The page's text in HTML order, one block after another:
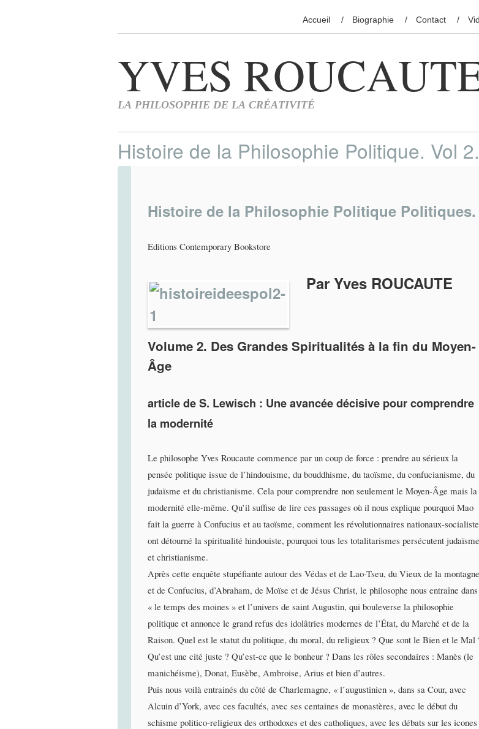
Accueil Biographie Contact
Histoire de la Philosophie Politique. Vol 2.
Histoire de la Philosophie Politique Politiques.
Editions Contemporary Bookstore
Par Yves ROUCAUTE
Volume 2. Des Grandes Spiritualités à la fin du Moyen-
Âge
article de S. Lewisch : Une avancée décisive pour comprendre
la modernité
Le philosophe Yves Roucaute commence par un coup de force : prendre au sérieux la
pensée politique issue de l’hindouisme, du bouddhisme, du taoïsme, du confucianisme, du
judaïsme et du christianisme. Cela pour comprendre non seulement le Moyen-Âge mais la
modernité elle-même. Qu’il suffise de lire ces passages où il nous explique pourquoi Mao
fait la guerre à Confucius et au taoïsme, comment les révolutionnaires nationaux-
ont détourné la spiritualité hindouiste, pourquoi tous les totalitarismes persécutent judaïsme
et christianisme.
Après cette enquête stupéfiante autour des Védas et de Lao-Tseu, du Vieux de la montagne
et de Confucius, d’Abraham, de Moïse et de Jésus Christ, le philosophe nous entraîne dans
« le temps des moines » et l’univers de saint Augustin, qui bouleverse la philosophie
politique et annonce le grand refus des idolâtries modernes de l’État, du Marché et de la
Raison. Quel est le statut du politique, du moral, du religieux ? Que sont le Bien et le Mal
Qu’est une cité juste ? Qu’est-ce que le bonheur ? Dans les rôles secondaires : Manès (le
manichéisme), Donat, Eusèbe, Ambroise, Arius et bien d’autres.
Puis nous voilà entrainés du côté de Charlemagne, « l’augustinien », dans sa Cour, avec
Alcuin d’York, avec ces facultés, avec ses centaines de monastères, avec le début du
schisme politico-religieux des orthodoxes et des catholiques, avec les débats sur les icones